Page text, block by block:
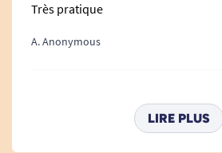
Très pratique
A. Anonymous
Impossible à démonter et remonter
LIRE PLUS